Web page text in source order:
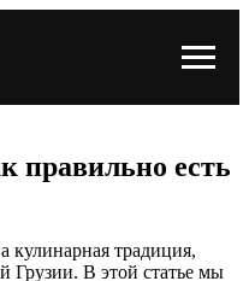
правильно есть
традиция,
Грузии. В этой статье мы